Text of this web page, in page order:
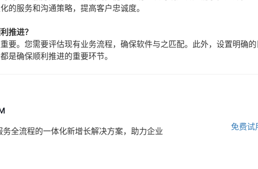
的服务和沟通策略，提高客户忠诚度。
推进？
要。您需要评估现有业务流程，确保软件与之匹配。此外，设置明确的
是确保顺利推进的重要环节。
全流程的一体化新增长解决方案，助力企业
免费试